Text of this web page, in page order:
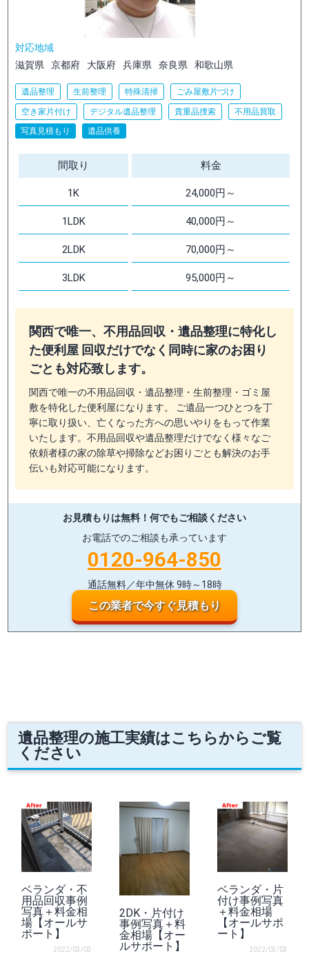
対応地域
滋賀県
京都府 大阪府 兵庫県 奈良県 和歌山県
遺品整理 生前整理 特殊清掃 ごみ屋敷片づけ
空き家片付け デジタル遺品整理 貴重品捜索
不用品買取
写真見積もり
遺品供養
間取り 料金
1K 24,000円～
1LDK 40,000円～
2LDK 70,000円～
3LDK 95,000円～
関西で唯一、不用品回収・遺品整理に特化し
た便利屋 回収だけでなく同時に家のお困り
ごとも対応致します。
関西で唯一の不用品回収・遺品整理・生前整理・ゴミ屋
敷を特化した便利屋になります。 ご遺品一つひとつを丁
寧に取り扱い、亡くなった方への思いやりをもって作業
いたします。不用品回収や遺品整理だけでなく様々なご
依頼者様の家の除草や掃除などお困りごとも解決のお手
伝いも対応可能になります。
お見積もりは無料！ 何でもご相談ください
お電話でのご相談も承っています
0120-964-850
通話無料／年中無休 9時～18時
この業者で今すぐ見積もり
遺品整理の施工実績はこちらからご覧
ください
ベランダ・不
用品回収事例
写真＋料金相
場【オールサ
ポート】
2022/03/03
2DK・片付け
事例写真＋料
金相場【オー
ルサポート】
ベランダ・片
付け事例写真
＋料金相場
【オールサポ
ート】
2022/03/03